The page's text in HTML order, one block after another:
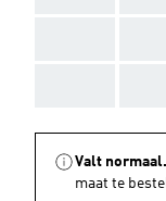
Valt normaal.
maat te